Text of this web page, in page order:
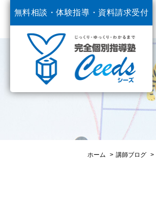
無料相談・体験指導・ 資料請求受付
中
ホーム 講師ブログ